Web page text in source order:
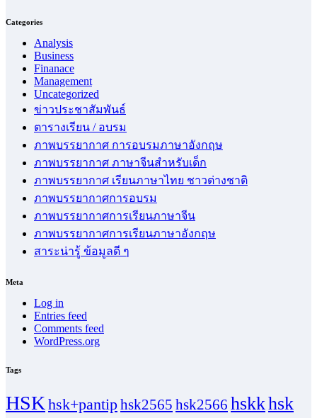
Categories
Analysis
Business
Finanace
Management
Uncategorized
ข่าวประชาสัมพันธ์
ตารางเรียน / อบรม
ภาพบรรยากาศ การอบรมภาษาอังกฤษ
ภาพบรรยากาศ ภาษาจีนสำหรับเด็ก
ภาพบรรยากาศ เรียนภาษาไทย ชาวต่างชาติ
ภาพบรรยากาศการอบรม
ภาพบรรยากาศการเรียนภาษาจีน
ภาพบรรยากาศการเรียนภาษาอังกฤษ
สาระน่ารู้ ข้อมูลดี ๆ
Meta
Log in
Entries feed
Comments feed
WordPress.org
Tags
HSK hsk+pantiphsk2565 hsk2566 hskkhsk